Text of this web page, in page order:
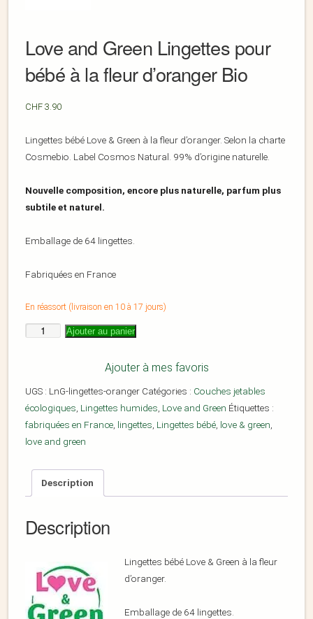
Love and Green Lingettes pour
bébé à la fleur d’oranger Bio
CHF 3.90
Lingettes bébé Love & Green à la fleur d’oranger. Selon la charte
Cosmebio. Label Cosmos Natural. 99% d’origine naturelle.
Nouvelle composition, encore plus naturelle, parfum plus
subtile et naturel.
Emballage de 64 lingettes.
Fabriquées en France
En réassort (livraison en 10 à 17 jours)
Ajouter au panier
Ajouter à mes favoris
UGS : LnG-lingettes-oranger Catégories : Couches jetables
écologiques, Lingettes humides, Love and Green Étiquettes :
fabriquées en France, lingettes, Lingettes bébé, love & green,
love and green
Description
Description
Lingettes bébé Love & Green à la fleur
d’oranger.
Emballage de 64 lingettes.